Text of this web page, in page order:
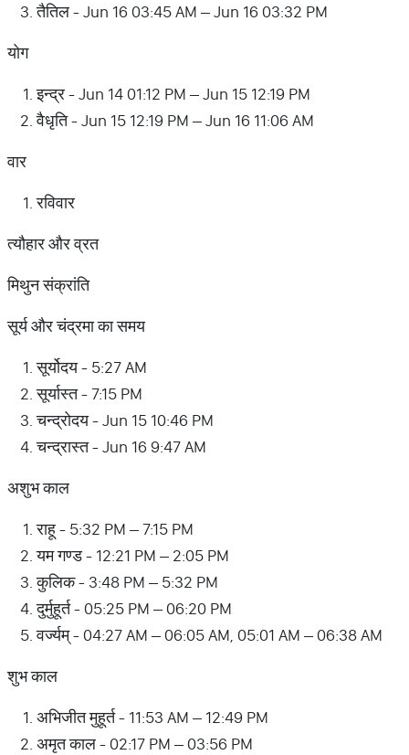
तैतिल - Jun 16 03:45 AM – Jun 16 03:32 PM
योग
इन्द्र - Jun 14 01:12 PM – Jun 15 12:19 PM
वैधृति - Jun 15 12:19 PM – Jun 16 11:06 AM
वार
रविवार
त्यौहार और व्रत
मिथुन संक्रांति
सूर्य और चंद्रमा का समय
सूर्योदय - 5:27 AM
सूर्यास्त - 7:15 PM
चन्द्रोदय - Jun 15 10:46 PM
चन्द्रास्त - Jun 16 9:47 AM
अशुभ काल
राहू - 5:32 PM – 7:15 PM
यम गण्ड - 12:21 PM – 2:05 PM
कुलिक - 3:48 PM – 5:32 PM
दुर्मुहूर्त - 05:25 PM – 06:20 PM
वर्ज्यम् - 04:27 AM – 06:05 AM, 05:01 AM – 06:38 AM
शुभ काल
अभिजीत मुहूर्त - 11:53 AM – 12:49 PM
अमृत काल - 02:17 PM – 03:56 PM